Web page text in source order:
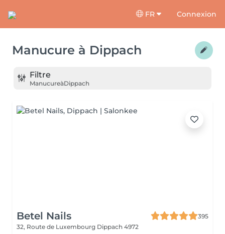
FR Connexion
Manucure à Dippach
Filtre
ManucureàDippach
Betel Nails
395
32, Route de Luxembourg Dippach 4972